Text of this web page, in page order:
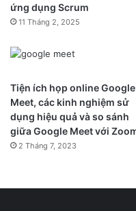
ứng dụng Scrum
11 Tháng 2, 2025
Tiện ích họp online Google
Meet, các kinh nghiệm sử
dụng hiệu quả và so sánh
giữa Google Meet với
2 Tháng 7, 2023